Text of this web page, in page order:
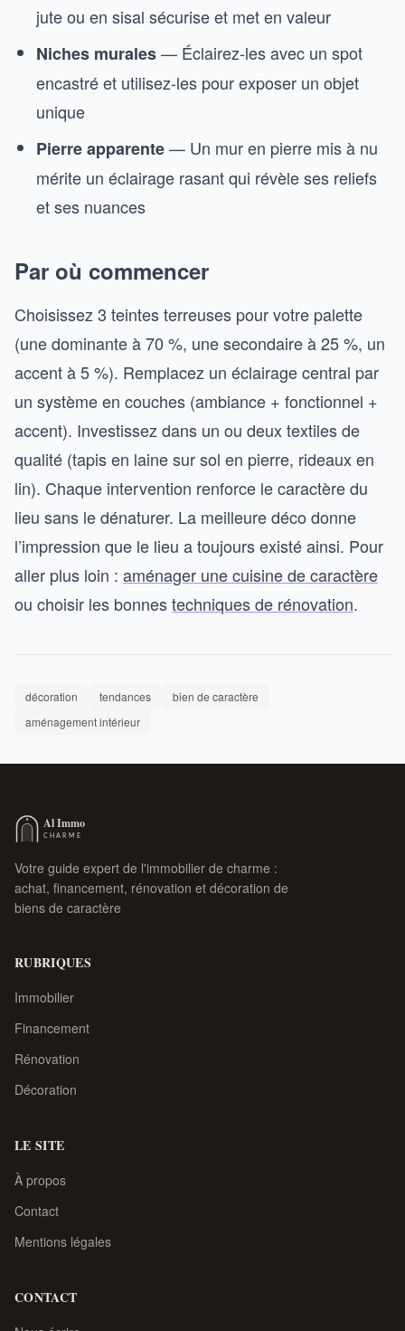
jute ou en sisal sécurise et met en valeur
Niches murales— Éclairez-les avec un spot
encastré et utilisez-les pour exposer un objet
unique
Pierre apparente— Un mur en pierre mis à nu
mérite un éclairage rasant qui révèle ses reliefs
et ses nuances
Par où commencer
Choisissez 3 teintes terreuses pour votre palette
(une dominante à 70 %, une secondaire à 25 %, un
accent à 5 %). Remplacez un éclairage central par
un système en couches (ambiance + fonctionnel +
accent). Investissez dans un ou deux textiles de
qualité (tapis en laine sur sol en pierre, rideaux en
lin). Chaque intervention renforce le caractère du
lieu sans le dénaturer. La meilleure déco donne
l’impression que le lieu a toujours existé ainsi. Pour
aller plus loin : aménager une cuisine de caractère
ou choisir les bonnestechniques de rénovation.
décoration tendances
bien de caractère
aménagement intérieur
Votre guide expert de l'immobilier de charme :
achat, financement, rénovation et décoration de
biens de caractère
RUBRIQUES
Immobilier
Financement
Rénovation
Décoration
LE SITE
À propos
Contact
Mentions légales
CONTACT